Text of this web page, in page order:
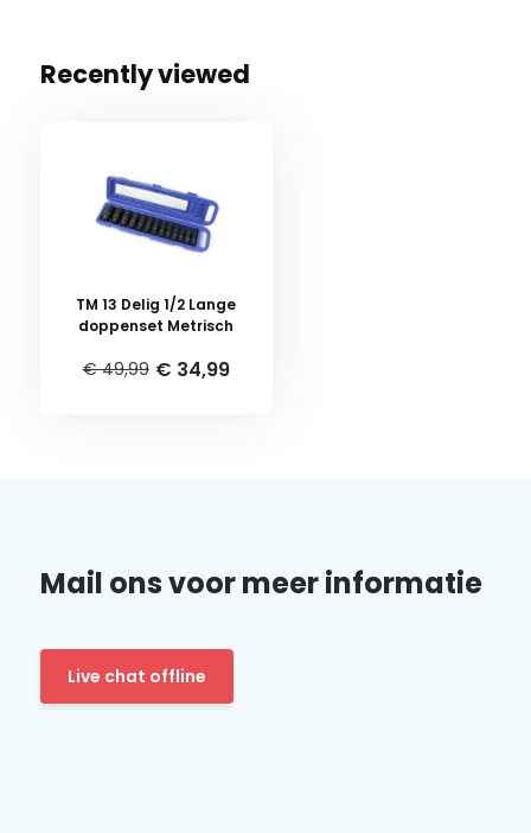
Recently viewed
TM 13 Delig 1/2 Lange
doppenset Metrisch
€ 49,99 € 34,99
Mail ons voor meer informatie
Live chat offline